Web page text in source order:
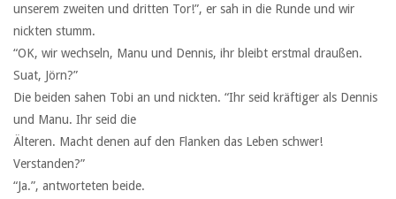
unserem zweiten und dritten Tor!”, er sah in die Runde und wir
nickten stumm.
“OK, wir wechseln, Manu und Dennis, ihr bleibt erstmal draußen.
Suat, Jörn?”
Die beiden sahen Tobi an und nickten. “Ihr seid kräftiger als Dennis
und Manu. Ihr seid die
Älteren. Macht denen auf den Flanken das Leben schwer!
Verstanden?”
“Ja.”, antworteten beide.